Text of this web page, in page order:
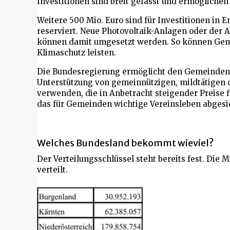
Weitere 500 Mio. Euro sind für Investitionen in
reserviert. Neue Photovoltaik-Anlagen oder der
können damit umgesetzt werden. So können
Klimaschutz leisten.
Die Bundesregierung ermöglicht den
Unterstützung von gemeinnützigen, mildtätigen
verwenden, die in Anbetracht steigender
das für Gemeinden wichtige Vereinsleben
Welches Bundesland bekommt wieviel?
Der Verteilungsschlüssel steht bereits fest. Die
verteilt.